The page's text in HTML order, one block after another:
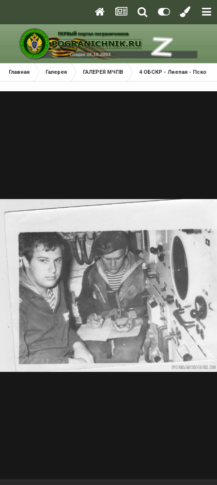
Главная Галерея ГАЛЕРЕЯ МЧПВ 4 ОБСКР - Лиепая - Псков